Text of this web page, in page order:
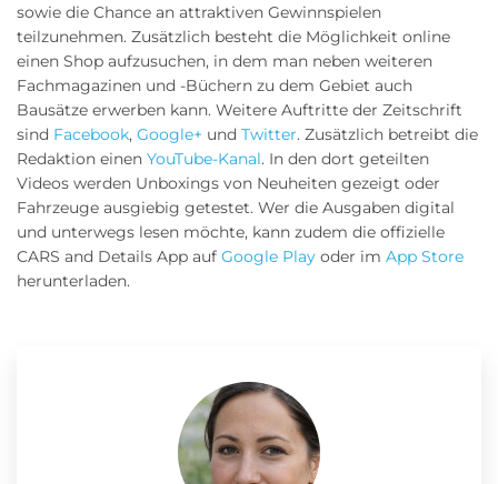
sowie die Chance an attraktiven Gewinnspielen
teilzunehmen. Zusätzlich besteht die Möglichkeit online
einen Shop aufzusuchen, in dem man neben weiteren
Fachmagazinen und -Büchern zu dem Gebiet auch
Bausätze erwerben kann. Weitere Auftritte der Zeitschrift
sind Facebook, Google+ und Twitter. Zusätzlich betreibt die
Redaktion einen YouTube-Kanal. In den dort geteilten
Videos werden Unboxings von Neuheiten gezeigt oder
Fahrzeuge ausgiebig getestet. Wer die Ausgaben digital
und unterwegs lesen möchte, kann zudem die offizielle
CARS and Details App auf Google Play oder im App Store
herunterladen.